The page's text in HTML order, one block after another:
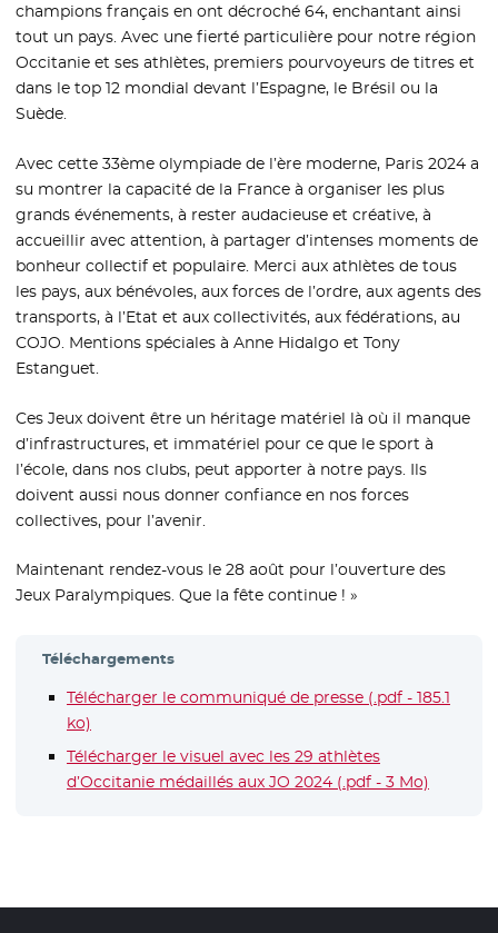
champions français en ont décroché 64, enchantant ainsi
tout un pays. Avec une fierté particulière pour notre région
Occitanie et ses athlètes, premiers pourvoyeurs de titres et
dans le top 12 mondial devant l’Espagne, le Brésil ou la
Suède.
Avec cette 33ème olympiade de l’ère moderne, Paris 2024 a
su montrer la capacité de la France à organiser les plus
grands événements, à rester audacieuse et créative, à
accueillir avec attention, à partager d’intenses moments de
bonheur collectif et populaire. Merci aux athlètes de tous
les pays, aux bénévoles, aux forces de l’ordre, aux agents des
transports, à l’Etat et aux collectivités, aux fédérations, au
COJO. Mentions spéciales à Anne Hidalgo et Tony
Estanguet.
Ces Jeux doivent être un héritage matériel là où il manque
d’infrastructures, et immatériel pour ce que le sport à
l’école, dans nos clubs, peut apporter à notre pays. Ils
doivent aussi nous donner confiance en nos forces
collectives, pour l’avenir.
Maintenant rendez-vous le 28 août pour l’ouverture des
Jeux Paralympiques. Que la fête continue ! »
Téléchargements
Télécharger le communiqué de presse (.pdf - 185.1
ko)
Télécharger le visuel avec les 29 athlètes
d’Occitanie médaillés aux JO 2024 (.pdf - 3 Mo)